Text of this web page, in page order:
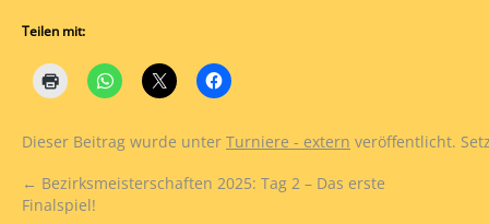
Teilen mit:
Dieser Beitrag wurde unter Turniere - extern veröffentlicht.
← Bezirksmeisterschaften 2025: Tag 2 – Das erste
Finalspiel!